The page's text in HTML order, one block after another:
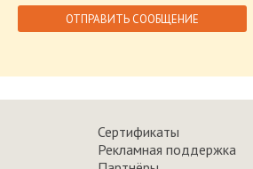
Сертификаты
Рекламная поддержка